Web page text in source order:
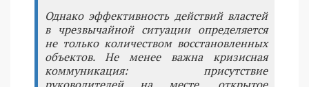
Однако эффективность действий властей
в чрезвычайной ситуации определяется
не только количеством восстановленных
объектов. Не менее важна кризисная
коммуникация: присутствие